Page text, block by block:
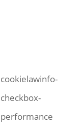
cookielawinfo-
checkbox-
performance